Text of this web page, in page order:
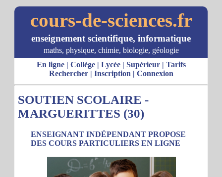
cours-de-sciences.fr
enseignement scientifique, informatique
maths, physique, chimie, biologie, géologie
En ligne| Collège| Lycée| Supérieur| Tarifs
Rechercher| Inscription | Connexion
SOUTIEN SCOLAIRE -
MARGUERITTES (30)
ENSEIGNANT INDÉPENDANT PROPOSE
DES COURS PARTICULIERS EN LIGNE